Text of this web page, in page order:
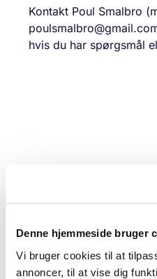
Denne hjemmeside bruger
Vi bruger cookies til at
annoncer, til at vise dig
Kontakt Poul Smalbro
hvis du har spørgsmål